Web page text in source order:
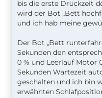
bis die erste Drückzeit
wird der Bot „Bett
und ich hab meine
Der Bot „Bett
Sekunden den
0 % und Leerlauf Motor
Sekunden Wartezeit
geschalten und ich bin
erwähnten